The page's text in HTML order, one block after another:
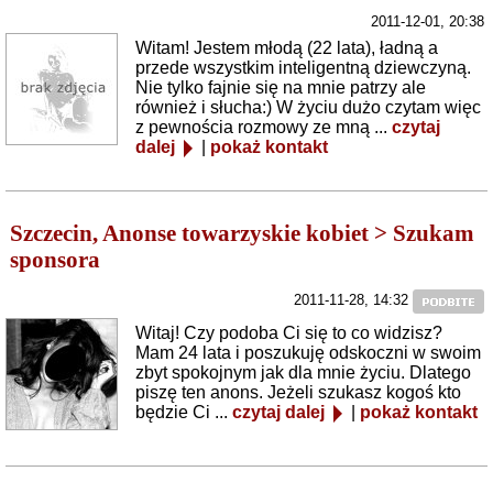
2011-12-01, 20:38
Witam! Jestem młodą (22 lata), ładną a
przede wszystkim inteligentną dziewczyną.
Nie tylko fajnie się na mnie patrzy ale
również i słucha:) W życiu dużo czytam więc
z pewnościa rozmowy ze mną ... czytaj
dalej
pokaż kontakt
Szczecin, Anonse towarzyskie kobiet > Szukam
sponsora
2011-11-28, 14:32
Witaj! Czy podoba Ci się to co widzisz?
Mam 24 lata i poszukuję odskoczni w swoim
zbyt spokojnym jak dla mnie życiu. Dlatego
piszę ten anons. Jeżeli szukasz kogoś kto
będzie Ci ... czytaj dalej pokaż kontakt